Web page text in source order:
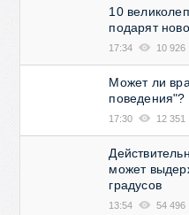
10
подарят
17:34 10 926
Может ли
поведения"?
17:30 12 351
может
градусов
13:54 54 496